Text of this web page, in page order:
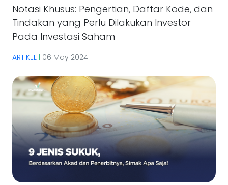
Notasi Khusus: Pengertian, Daftar Kode, dan
Tindakan yang Perlu Dilakukan Investor
Pada Investasi Saham
ARTIKEL | 06 May 2024